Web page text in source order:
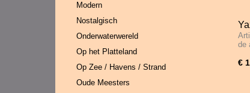
Modern
Nostalgisch
Onderwaterwereld
Op het Platteland
Op Zee / Havens / Strand
Oude Meesters
de
€